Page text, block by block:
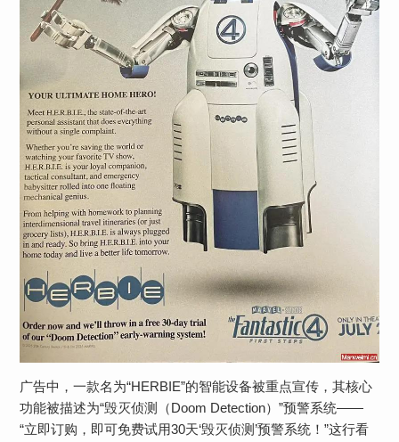
广告中，一款名为“HERBIE”的智能设备被重点宣传，其核心
功能被描述为“毁灭侦测（Doom Detection）”预警系统——
“立即订购，即可免费试用30天‘毁灭侦测’预警系统！”这行看